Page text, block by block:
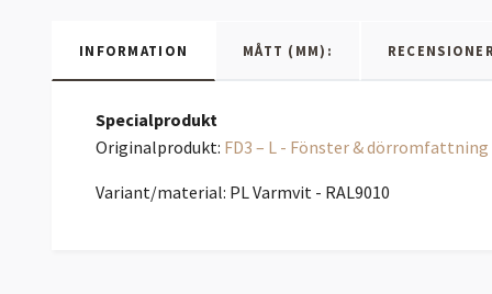
INFORMATION MÅTT (MM):
Specialprodukt
Originalprodukt: FD3 – L - Fönster & dörromfattning
Variant/material: PL Varmvit - RAL9010